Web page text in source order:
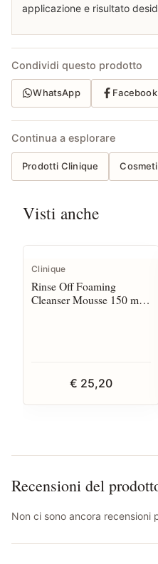
applicazione e risultato
Condividi questo prodotto
WhatsApp Facebook
Continua a esplorare
Prodotti Clinique
Visti anche
Clinique
Rinse Off Foaming
Cleanser Mousse 150 ml
€ 25,20
Recensioni del
Non ci sono ancora recensioni